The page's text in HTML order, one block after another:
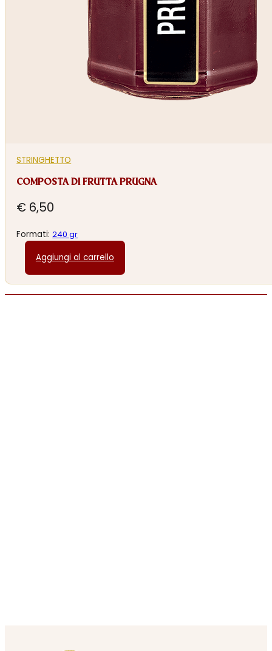
STRINGHETTO
COMPOSTA DI FRUTTA PRUGNA
€ 6,50
Formati:240 gr
Aggiungi al carrello